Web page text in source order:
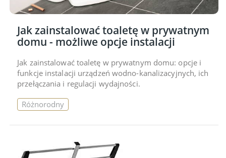
Jak zainstalować toaletę w prywatnym
domu - możliwe opcje instalacji
Jak zainstalować toaletę w prywatnym domu: opcje i
funkcje instalacji urządzeń wodno-kanalizacyjnych, ich
przełączania i regulacji wydajności.
Różnorodny